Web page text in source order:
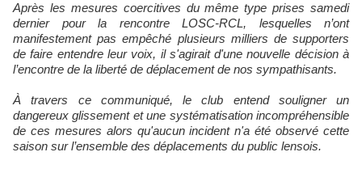
Après les mesures coercitives du même type prises samedi
dernier pour la rencontre LOSC-RCL, lesquelles n’ont
manifestement pas empêché plusieurs milliers de supporters
de faire entendre leur voix, il s'agirait d'une nouvelle décision à
l’encontre de la liberté de déplacement de nos sympathisants.
À travers ce communiqué, le club entend souligner un
dangereux glissement et une systématisation incompréhensible
de ces mesures alors qu'aucun incident n'a été observé cette
saison sur l’ensemble des déplacements du public lensois.